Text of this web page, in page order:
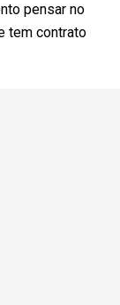
pensar no
tem contrato